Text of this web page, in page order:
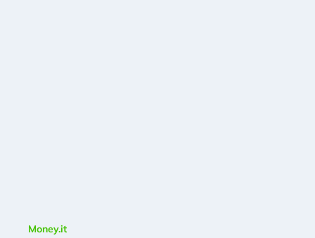
Money.it